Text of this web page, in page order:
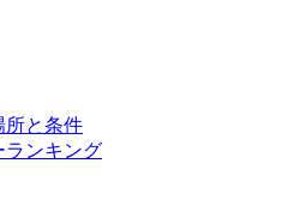
所と条件
ランキング